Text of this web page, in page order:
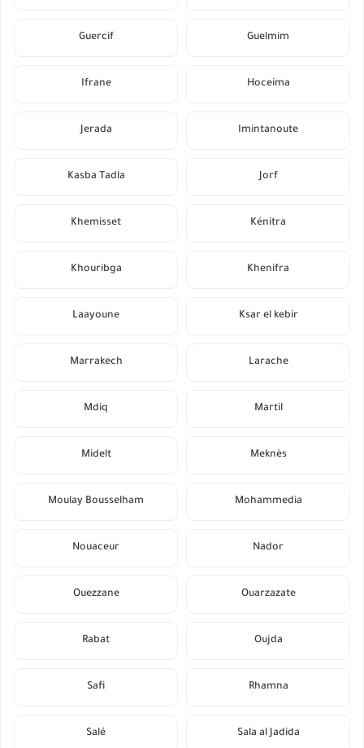
Guelmim
Guercif
Hoceima
Ifrane
Imintanoute
Jerada
Jorf
Kasba Tadla
Kénitra
Khemisset
Khenifra
Khouribga
Ksar el kebir
Laayoune
Larache
Marrakech
Martil
Mdiq
Meknès
Midelt
Mohammedia
Moulay Bousselham
Nador
Nouaceur
Ouarzazate
Ouezzane
Oujda
Rabat
Rhamna
Safi
Sala al Jadida
Salé